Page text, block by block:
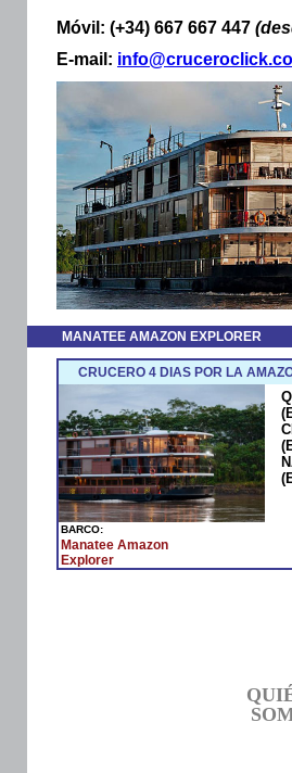
Móvil: (+34) 667 667 447
E-mail:
MANATEE AMAZON EXPLORER
CRUCERO 4 DIAS POR LA
BARCO:
Manatee Amazon
Explorer